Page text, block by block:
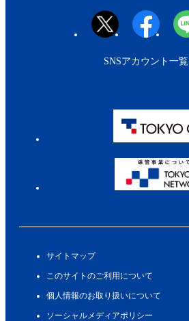
サイトマップ
このサイトのご利用について
個人情報のお取り扱いについて
ソーシャルメディアポリシー
SNSアカウント一覧